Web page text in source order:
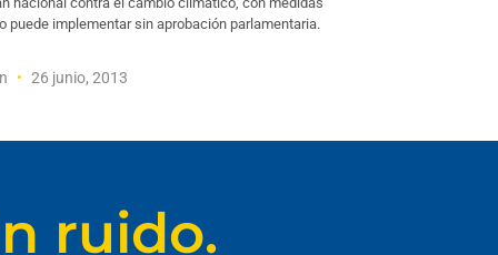
puede implementar sin aprobación parlamentaria.
26 junio, 2013
ruido.